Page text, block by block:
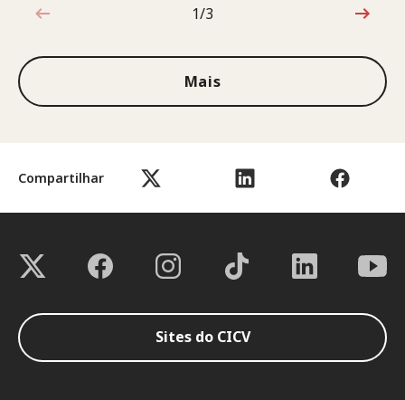
Compartilhar
1 de 3
1/3
Mais
Sites do CICV